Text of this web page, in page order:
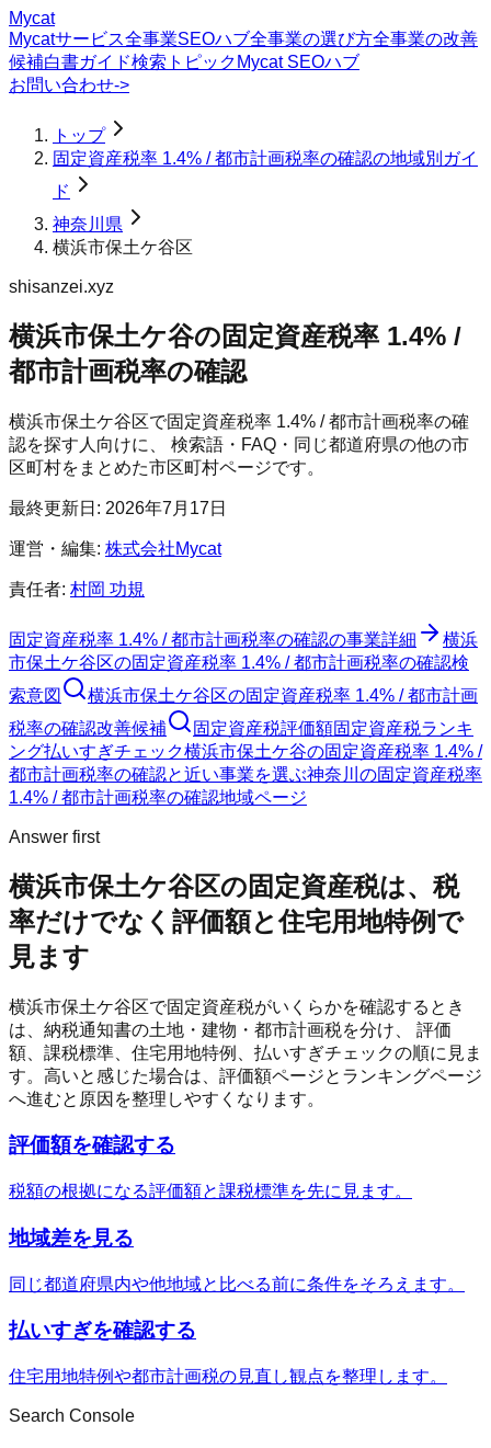
Mycat
Mycatサービス全事業SEOハブ全事業の選び方全事業の改善
候補白書ガイド検索トピック Mycat SEOハブ
お問い合わせ->
トップ
固定資産税率 1.4% / 都市計画税率の確認の地域別ガイ
ド
神奈川県
横浜市保土ケ谷区
shisanzei.xyz
横浜市保土ケ谷の固定資産税率 1.4% /
都市計画税率の確認
横浜市保土ケ谷区で固定資産税率 1.4% / 都市計画税率の確
認を探す人向けに、 検索語・FAQ・同じ都道府県の他の市
区町村をまとめた市区町村ページです。
最終更新日: 2026年7月17日
運営・編集: 株式会社Mycat
責任者: 村岡 功規
固定資産税率 1.4% / 都市計画税率の確認の事業詳細
横浜
市保土ケ谷区の固定資産税率 1.4% / 都市計画税率の確認検
索意図
横浜市保土ケ谷区の固定資産税率 1.4% / 都市計画
税率の確認改善候補 固定資産税評価額固定資産税ランキ
ング払いすぎチェック横浜市保土ケ谷の固定資産税率 1.4% /
都市計画税率の確認と近い事業を選ぶ神奈川 の固定資産税率
1.4% / 都市計画税率の確認地域ページ
Answer first
横浜市保土ケ谷区の固定資産税は、税
率だけでなく評価額と住宅用地特例で
見ます
横浜市保土ケ谷区で固定資産税がいくらかを確認するとき
は、納税通知書の土地・建物・都市計画税を分け、 評価
額、課税標準、住宅用地特例、払いすぎチェックの順に見ま
す。高いと感じた場合は、評価額ページとランキングページ
へ進むと原因を整理しやすくなります。
評価額を確認する
税額の根拠になる評価額と課税標準を先に見ます。
地域差を見る
同じ都道府県内や他地域と比べる前に条件をそろえます。
払いすぎを確認する
住宅用地特例や都市計画税の見直し観点を整理します。
Search Console